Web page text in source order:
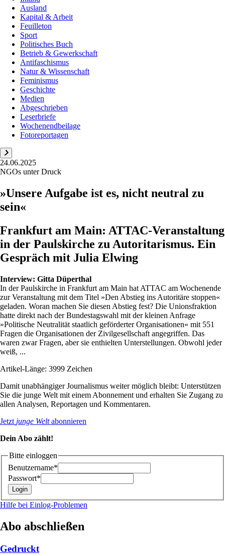
Ausland
Kapital & Arbeit
Feuilleton
Sport
Politisches Buch
Betrieb & Gewerkschaft
Antifaschismus
Natur & Wissenschaft
Feminismus
Geschichte
Medien
Abgeschrieben
Leserbriefe
Wochenendbeilage
Fotoreportagen
24.06.2025
NGOs unter Druck
»Unsere Aufgabe ist es, nicht neutral zu
sein«
Frankfurt am Main: ATTAC-Veranstaltung
in der Paulskirche zu Autoritarismus. Ein
Gespräch mit Julia Elwing
Interview: Gitta Düperthal
In der Paulskirche in Frankfurt am Main hat ATTAC am Wochenende
zur Veranstaltung mit dem Titel »Den Abstieg ins Autoritäre stoppen«
geladen. Woran machen Sie diesen Abstieg fest? Die Unionsfraktion
hatte direkt nach der Bundestagswahl mit der kleinen Anfrage
»Politische Neutralität staatlich geförderter Organisationen« mit 551
Fragen die Organisationen der Zivilgesellschaft angegriffen. Das
waren zwar Fragen, aber sie enthielten Unterstellungen. Obwohl jeder
weiß, ...
Artikel-Länge: 3999 Zeichen
Damit unabhängiger Journalismus weiter möglich bleibt: Unterstützen
Sie die junge Welt mit einem Abonnement und erhalten Sie Zugang zu
allen Analysen, Reportagen und Kommentaren.
Jetzt junge Weltabonnieren
Dein Abo zählt!
Bitte einloggen
Benutzername*
Passwort*
Hilfe bei Einlog-Problemen
Abo abschließen
Gedruckt